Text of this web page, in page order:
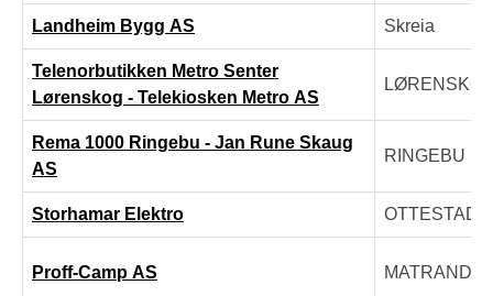
Landheim Bygg AS Skreia
Telenorbutikken Metro Senter
Lørenskog - Telekiosken Metro AS
Rema 1000 Ringebu - Jan Rune Skaug
AS
RINGEBU
Storhamar Elektro OTTESTAD
Proff-Camp AS MATRAND